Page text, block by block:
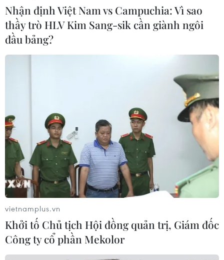
Nhận định Việt Nam vs Campuchia: Vì sao
thầy trò HLV Kim Sang-sik cần giành ngôi
đầu bảng?
vietnamplus.vn
Khởi tố Chủ tịch Hội đồng quản trị, Giám đốc
Công ty cổ phần Mekolor